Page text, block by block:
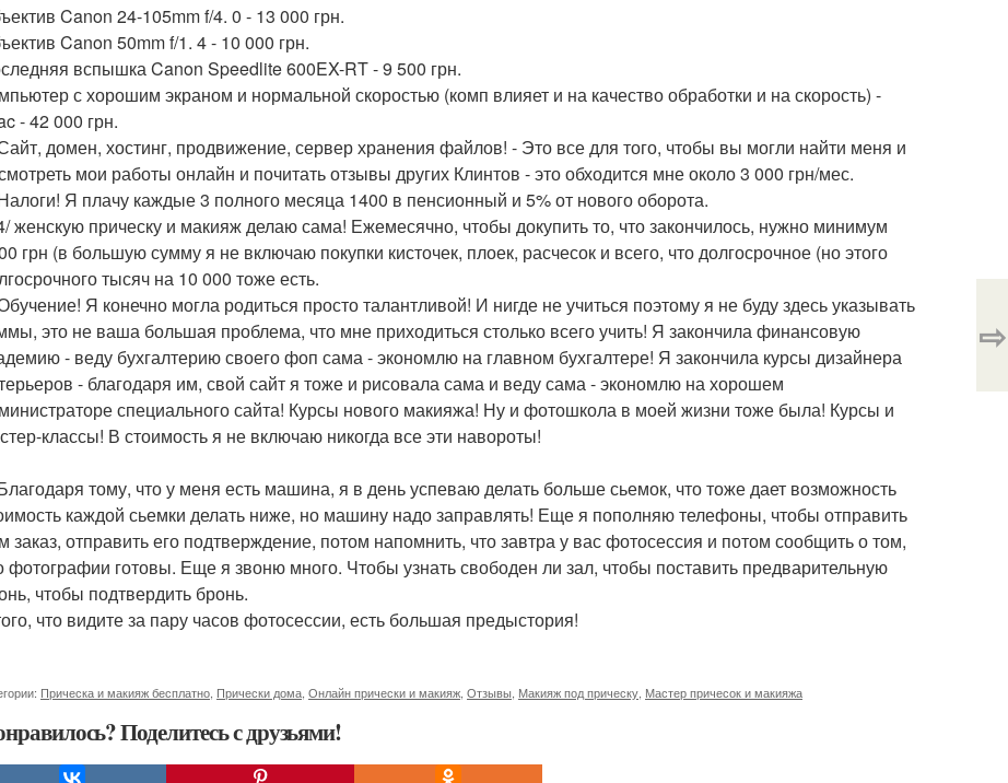
Canon 24-105mm f/4. 0 - 13 000 грн.
Canon 50mm f/1. 4 - 10 000 грн.
вспышка Canon Speedlite 600EX-RT - 9 500 грн.
с хорошим экраном и нормальной скоростью (комп влияет и на качество обработки и на скорость) -
- 42 000 грн.
домен, хостинг, продвижение, сервер хранения файлов! - Это все для того, чтобы вы могли найти меня и
мои работы онлайн и почитать отзывы других Клинтов - это обходится мне около 3 000 грн/мес.
Я плачу каждые 3 полного месяца 1400 в пенсионный и 5% от нового оборота.
женскую прическу и макияж делаю сама! Ежемесячно, чтобы докупить то, что закончилось, нужно минимум
грн (в большую сумму я не включаю покупки кисточек, плоек, расчесок и всего, что долгосрочное (но этого
тысяч на 10 000 тоже есть.
Я конечно могла родиться просто талантливой! И нигде не учиться поэтому я не буду здесь указывать
это не ваша большая проблема, что мне приходиться столько всего учить! Я закончила финансовую
- веду бухгалтерию своего фоп сама - экономлю на главном бухгалтере! Я закончила курсы дизайнера
- благодаря им, свой сайт я тоже и рисовала сама и веду сама - экономлю на хорошем
специального сайта! Курсы нового макияжа! Ну и фотошкола в моей жизни тоже была! Курсы и
классы! В стоимость я не включаю никогда все эти навороты!
тому, что у меня есть машина, я в день успеваю делать больше сьемок, что тоже дает возможность
каждой сьемки делать ниже, но машину надо заправлять! Еще я пополняю телефоны, чтобы отправить
заказ, отправить его подтверждение, потом напомнить, что завтра у вас фотосессия и потом сообщить о том,
фотографии готовы. Еще я звоню много. Чтобы узнать свободен ли зал, чтобы поставить предварительную
чтобы подтвердить бронь.
что видите за пару часов фотосессии, есть большая предыстория!
Прическа и макияж бесплатно Прически дома Онлайн прически и макияж Отзывы Макияж под прическу Мастер причесок и макияжа
Поделитесь с друзьями!
⇨